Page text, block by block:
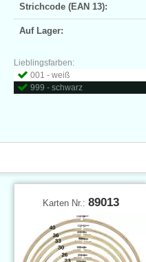
Strichcode (EAN 13):
Auf Lager:
Lieblingsfarben:
001 - weiß
999 - schwarz
Karten Nr.: 89013